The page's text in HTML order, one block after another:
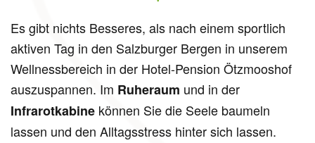
Es gibt nichts Besseres, als nach einem sportlich
aktiven Tag in den Salzburger Bergen in unserem
Wellnessbereich in der Hotel-Pension Ötzmooshof
auszuspannen. Im Ruheraum und in der
Infrarotkabine können Sie die Seele baumeln
lassen und den Alltagsstress hinter sich lassen.